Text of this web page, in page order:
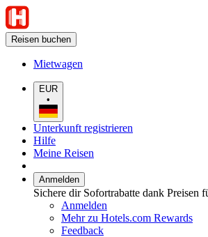
Reisen buchen
Mietwagen
EUR
•
Unterkunft registrieren
Hilfe
Meine Reisen
Anmelden
Sichere dir Sofortrabatte dank Preisen
Anmelden
Mehr zu Hotels.com Rewards
Feedback